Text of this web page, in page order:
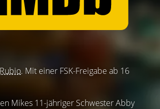
. Mit einer FSK-Freigabe ab 16
Mikes 11-jähriger Schwester Abby